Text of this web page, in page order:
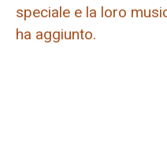
speciale e la loro
ha aggiunto.